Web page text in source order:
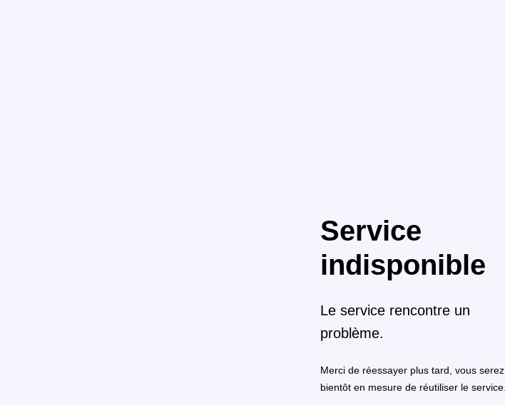
Service
indisponible
Le service rencontre un
problème.
Merci de réessayer plus tard, vous serez
bientôt en mesure de réutiliser le service.